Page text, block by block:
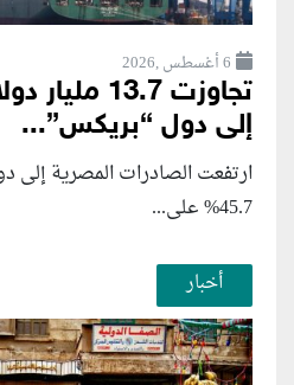
6 أغسطس ,2026
تجاوزت
إلى دول “بريكس”...
ارتفعت الصادرات المصرية
45.7% على...
أخبار